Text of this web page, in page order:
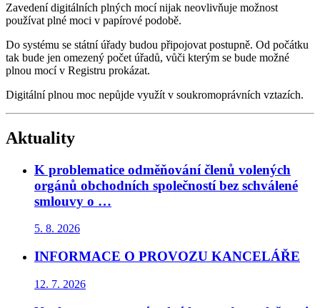
Zavedení digitálních plných mocí nijak neovlivňuje možnost
používat plné moci v papírové podobě.
Do systému se státní úřady budou připojovat postupně. Od počátku
tak bude jen omezený počet úřadů, vůči kterým se bude možné
plnou mocí v Registru prokázat.
Digitální plnou moc nepůjde využít v soukromoprávních vztazích.
Aktuality
K problematice odměňování členů volených
orgánů obchodních společností bez schválené
smlouvy o …
5. 8. 2026
INFORMACE O PROVOZU KANCELÁŘE
12. 7. 2026